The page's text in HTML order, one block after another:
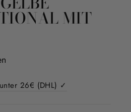
MIT
26€ (DHL) ✓